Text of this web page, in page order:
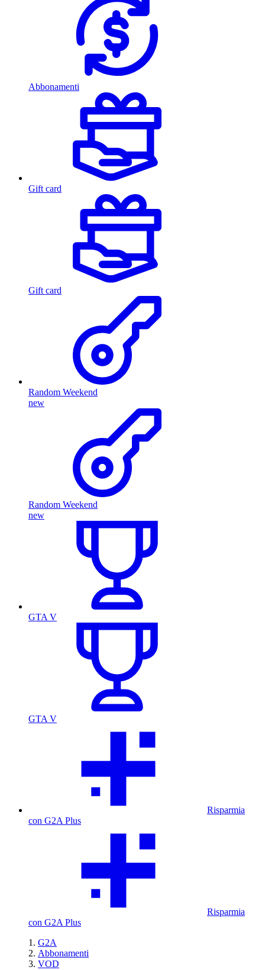
Abbonamenti
Gift card
Gift card
Random Weekend
new
Random Weekend
new
GTA V
GTA V
Risparmia
con G2A Plus
Risparmia
con G2A Plus
G2A
Abbonamenti
VOD